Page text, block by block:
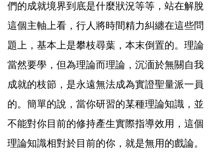
們的成就境界到底是什麼狀況等等，站在解脫
這個主軸上看，行人將時間精力糾纏在這些問
題上，基本上是攀枝尋葉，本末倒置的。理論
當然要學，但為理論而理論，沉湎於無關自我
成就的枝節，是永遠無法成為實證聖量派一員
的。簡單的說，當你研習的某種理論知識，並
不能對你目前的修持產生實際指導效用，這個
理論知識相對於目前的你，就是無用的戲論。